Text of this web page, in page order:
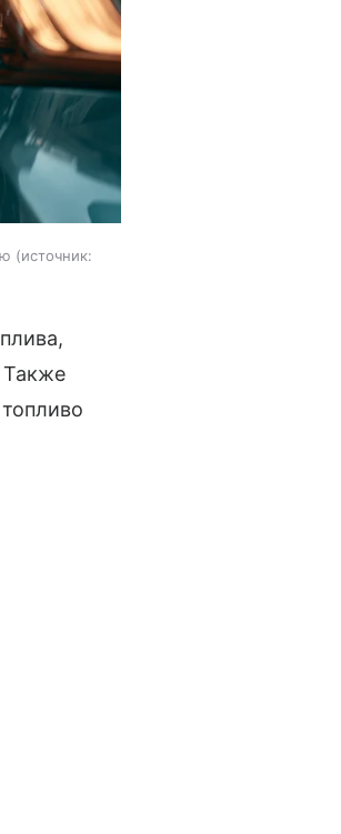
источник:
Также